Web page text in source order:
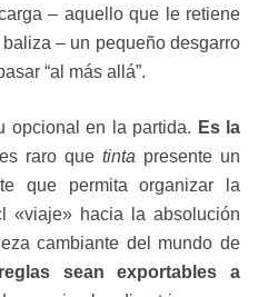
– aquello que le retiene
– un pequeño desgarro
“al más allá”.
en la partida. Es la
raro quetinta presente un
que permita organizar la
«viaje» hacia la absolución
cambiante del mundo de
sean exportables a